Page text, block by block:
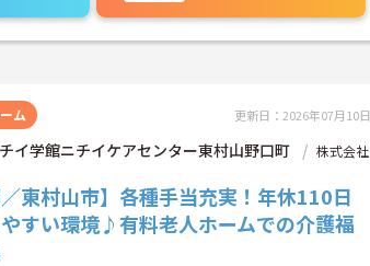
ム 更新日：2026年07月10日
イ学館ニチイケアセンター東村山野口町
株式会社
／東村山市】各種手当充実！年休110日
すい環境♪有料老人ホームでの介護福